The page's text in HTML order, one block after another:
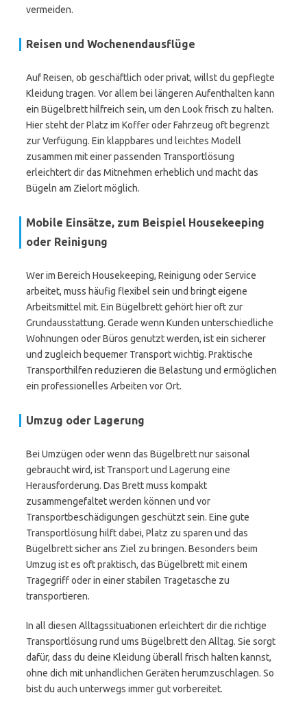
vermeiden.
Reisen und Wochenendausflüge
Auf Reisen, ob geschäftlich oder privat, willst du gepflegte
Kleidung tragen. Vor allem bei längeren Aufenthalten kann
ein Bügelbrett hilfreich sein, um den Look frisch zu halten.
Hier steht der Platz im Koffer oder Fahrzeug oft begrenzt
zur Verfügung. Ein klappbares und leichtes Modell
zusammen mit einer passenden Transportlösung
erleichtert dir das Mitnehmen erheblich und macht das
Bügeln am Zielort möglich.
Mobile Einsätze, zum Beispiel Housekeeping
oder Reinigung
Wer im Bereich Housekeeping, Reinigung oder Service
arbeitet, muss häufig flexibel sein und bringt eigene
Arbeitsmittel mit. Ein Bügelbrett gehört hier oft zur
Grundausstattung. Gerade wenn Kunden unterschiedliche
Wohnungen oder Büros genutzt werden, ist ein sicherer
und zugleich bequemer Transport wichtig. Praktische
Transporthilfen reduzieren die Belastung und ermöglichen
ein professionelles Arbeiten vor Ort.
Umzug oder Lagerung
Bei Umzügen oder wenn das Bügelbrett nur saisonal
gebraucht wird, ist Transport und Lagerung eine
Herausforderung. Das Brett muss kompakt
zusammengefaltet werden können und vor
Transportbeschädigungen geschützt sein. Eine gute
Transportlösung hilft dabei, Platz zu sparen und das
Bügelbrett sicher ans Ziel zu bringen. Besonders beim
Umzug ist es oft praktisch, das Bügelbrett mit einem
Tragegriff oder in einer stabilen Tragetasche zu
transportieren.
In all diesen Alltagssituationen erleichtert dir die richtige
Transportlösung rund ums Bügelbrett den Alltag. Sie sorgt
dafür, dass du deine Kleidung überall frisch halten kannst,
ohne dich mit unhandlichen Geräten herumzuschlagen. So
bist du auch unterwegs immer gut vorbereitet.